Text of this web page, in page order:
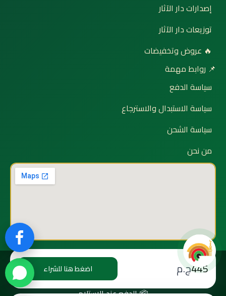
445ج.م اضغط هنا للشراء
إصدارات دار الآثار
توزيعات دار الآثار
🔥 عروض وتخفيضات
📌 روابط مهمة
سياسة الدفع
سياسة الاستبدال والاسترجاع
سياسة الشحن
من نحن
💳 وسائل الدفع:
💰 ميزة💳 Visa
💳 MasterCard